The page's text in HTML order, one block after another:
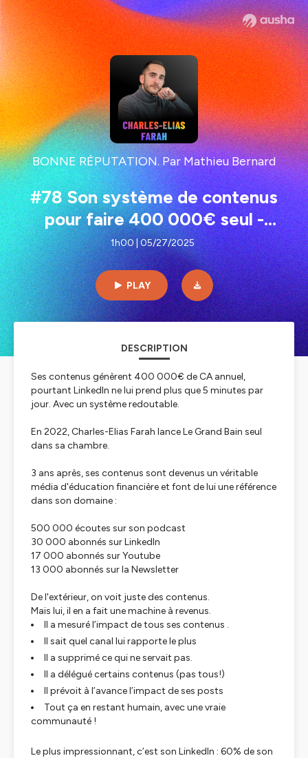
BONNE RÉPUTATION. Par Mathieu Bernard
#78 Son système de contenus
pour faire 400 000€ seul -
Charles-Elias Farah
1h00 | 05/27/2025
PLAY
DESCRIPTION
Ses contenus génèrent 400 000€ de CA annuel,
pourtant LinkedIn ne lui prend plus que 5 minutes par
jour. Avec un système redoutable.
En 2022, Charles-Elias Farah lance Le Grand Bain seul
dans sa chambre.
3 ans après, ses contenus sont devenus un véritable
média d'éducation financière et font de lui une référence
dans son domaine :
500 000 écoutes sur son podcast
30 000 abonnés sur LinkedIn
17 000 abonnés sur Youtube
13 000 abonnés sur la Newsletter
De l'extérieur, on voit juste des contenus.
Mais lui, il en a fait une machine à revenus.
Il a mesuré l’impact de tous ses contenus .
Il sait quel canal lui rapporte le plus
Il a supprimé ce qui ne servait pas.
Il a délégué certains contenus (pas tous!)
Il prévoit à l’avance l’impact de ses posts
Tout ça en restant humain, avec une vraie
communauté !
Le plus impressionnant, c’est son LinkedIn : 60% de son